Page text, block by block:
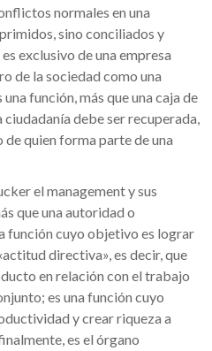
normales en una
sino conciliados y
exclusivo de una empresa
de la sociedad como una
función, más que una caja de
debe ser recuperada,
quien forma parte de una
el management y sus
que una autoridad o
función cuyo objetivo es lograr
directiva», es decir, que
en relación con el trabajo
es una función cuyo
y crear riqueza a
es el órgano